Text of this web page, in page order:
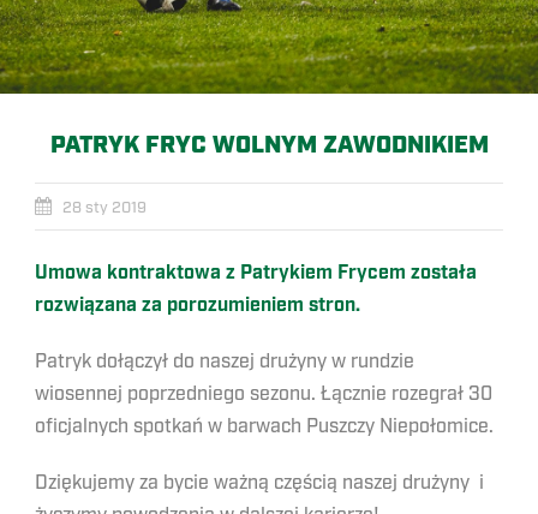
PATRYK FRYC WOLNYM ZAWODNIKIEM
28 sty 2019
Umowa kontraktowa z Patrykiem Frycem została
rozwiązana za porozumieniem stron.
Patryk dołączył do naszej drużyny w rundzie
wiosennej poprzedniego sezonu. Łącznie rozegrał 30
oficjalnych spotkań w barwach Puszczy Niepołomice.
Dziękujemy za bycie ważną częścią naszej drużyny i